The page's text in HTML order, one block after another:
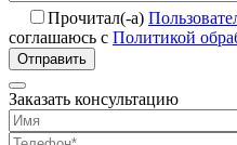
Прочитал(-а)
соглашаюсь с Политикой
Отправить
Заказать консультацию